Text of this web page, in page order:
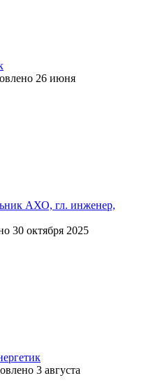
26 июня
АХО, гл. инженер,
30 октября 2025
3 августа